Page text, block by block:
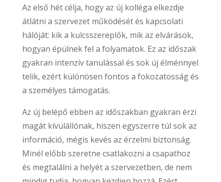
Az első hét célja, hogy az új kolléga elkezdje
átlátni a szervezet működését és kapcsolati
hálóját: kik a kulcsszereplők, mik az elvárások,
hogyan épülnek fel a folyamatok. Ez az időszak
gyakran intenzív tanulással és sok új élménnyel
telik, ezért különösen fontos a fokozatosság és
a személyes támogatás.
Az új belépő ebben az időszakban gyakran érzi
magát kívülállónak, hiszen egyszerre túl sok az
információ, mégis kevés az érzelmi biztonság.
Minél előbb szeretne csatlakozni a csapathoz
és megtalálni a helyét a szervezetben, de nem